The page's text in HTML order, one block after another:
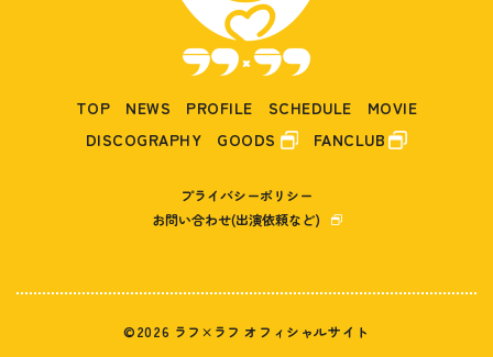
TOP NEWS PROFILE SCHEDULE
MOVIE
DISCOGRAPHY
GOODS FANCLUB
プライバシーポリシー
お問い合わせ(出演依頼など)
©2026 ラフ×ラフ オフィシャルサイト